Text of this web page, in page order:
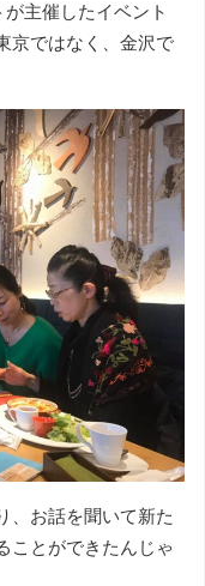
主催したイベント
京ではなく、金沢で
、お話を聞いて新た
ことができたんじゃ